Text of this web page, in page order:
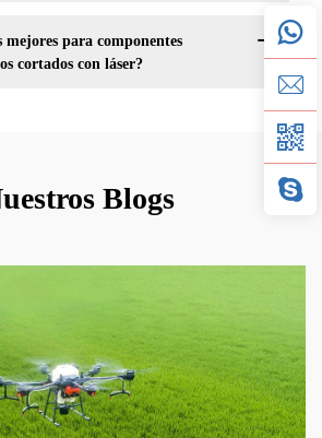
mejores para componentes
cortados con láser?
Blogs